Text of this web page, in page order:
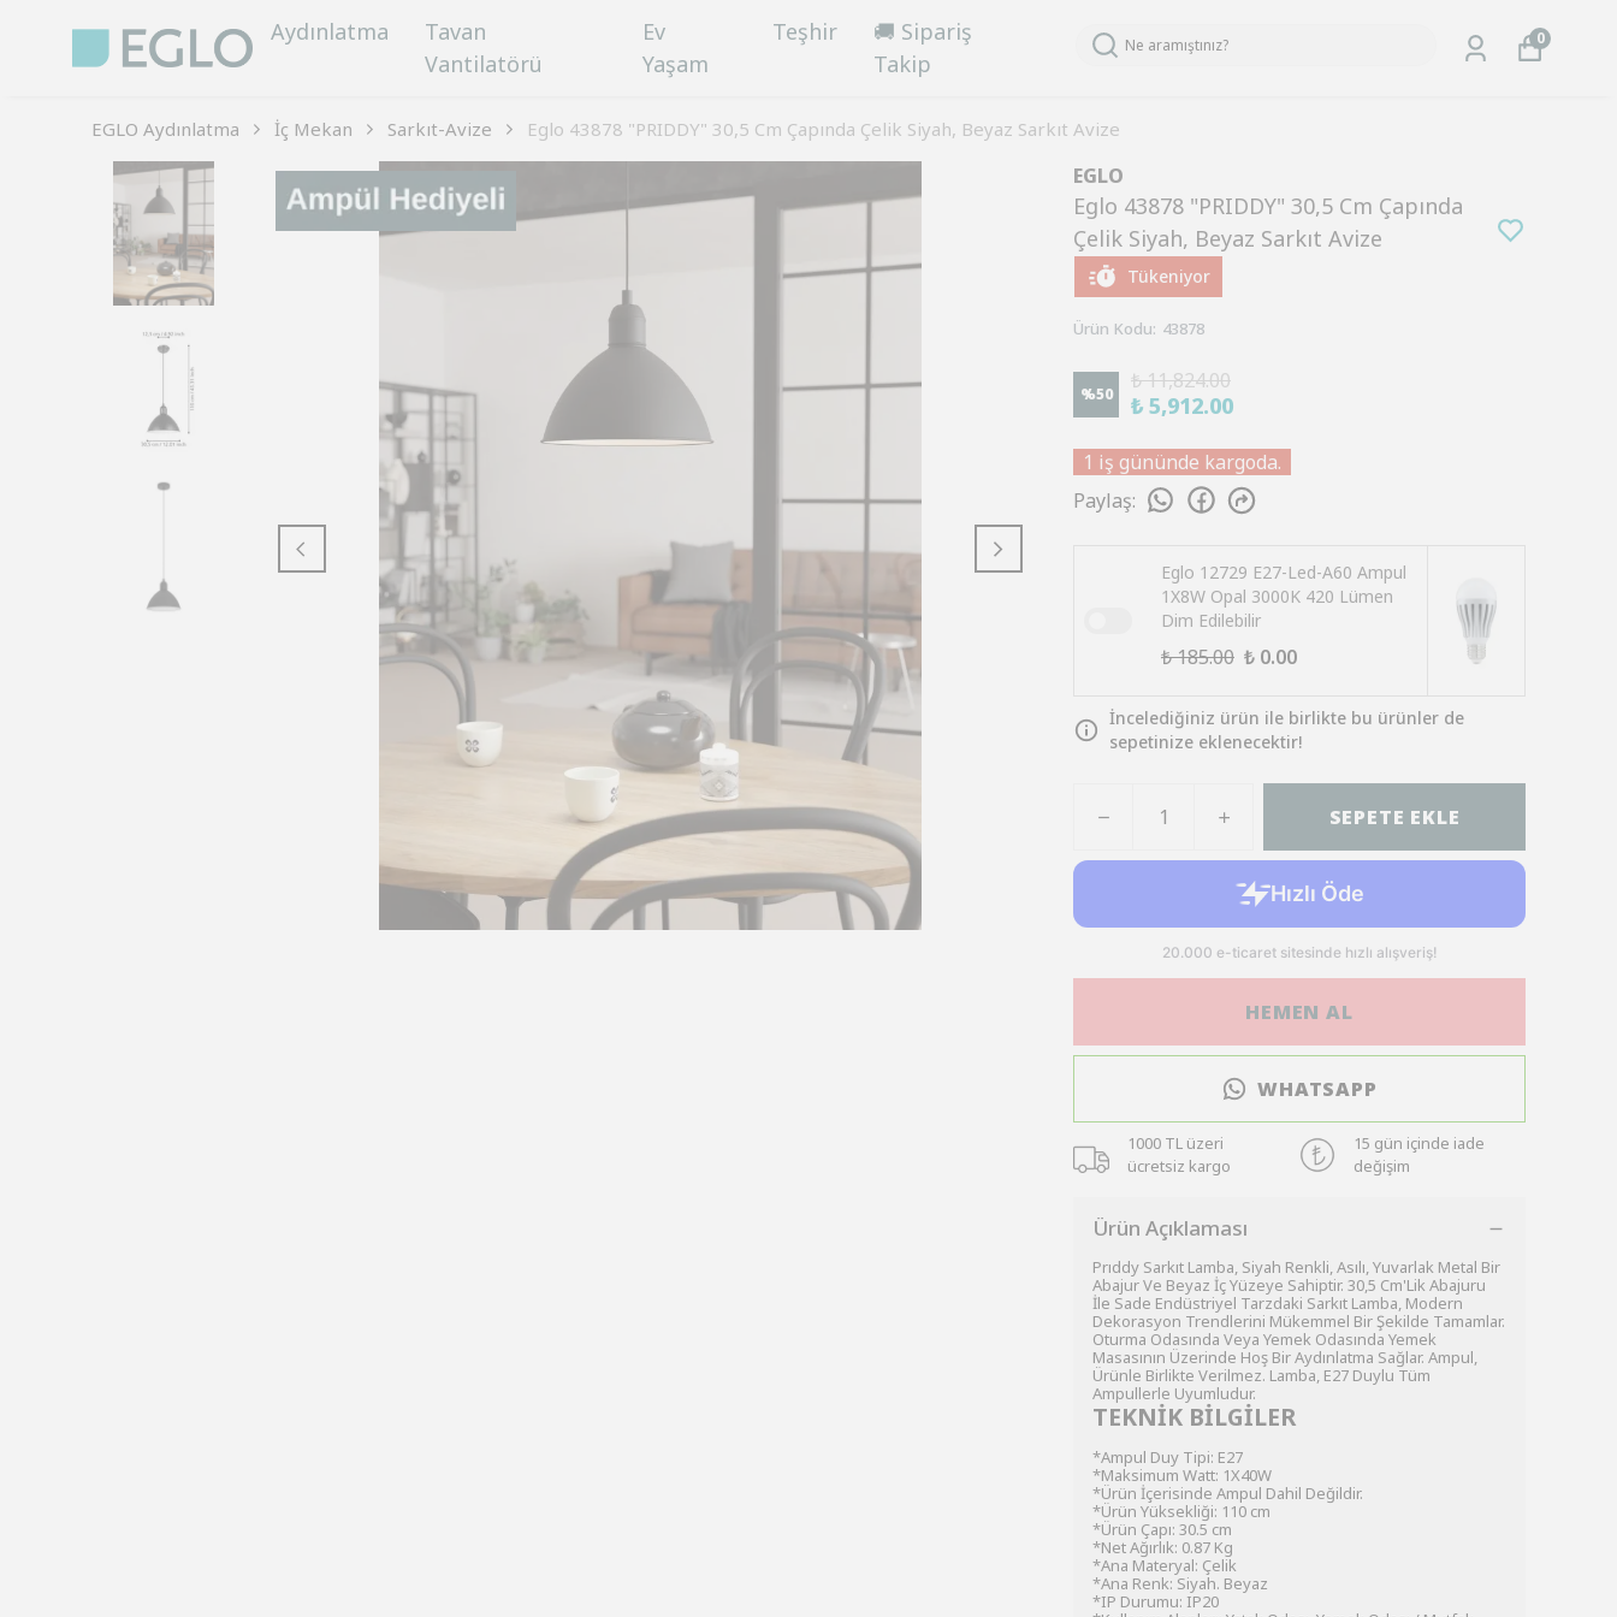
Aydınlatma
Tavan
Vantilatörü
Ev
Yaşam
Teşhir
🚚 Sipariş
Takip
0
EGLO Aydınlatma İç Mekan Sarkıt-Avize Eglo 43878 "PRIDDY" 30,5 Cm Çapında Çelik Siyah, Beyaz Sarkıt Avize
EGLO
Eglo 43878 "PRIDDY" 30,5 Cm Çapında
Çelik Siyah, Beyaz Sarkıt Avize
Tükeniyor
Ürün Kodu: 43878
%50
₺ 11,824.00
₺ 5,912.00
1 iş gününde kargoda.
Paylaş:
Eglo 12729 E27-Led-A60 Ampul
1X8W Opal 3000K 420 Lümen
Dim Edilebilir
₺ 185.00 ₺ 0.00
İncelediğiniz ürün ile birlikte bu ürünler de
sepetinize eklenecektir!
SEPETE EKLE
HEMEN AL
WHATSAPP
1000 TL üzeri
ücretsiz kargo
15 gün içinde iade
değişim
Ürün Açıklaması
Prıddy Sarkıt Lamba, Siyah Renkli, Asılı, Yuvarlak Metal Bir
Abajur Ve Beyaz İç Yüzeye Sahiptir. 30,5 Cm'Lik Abajuru
İle Sade Endüstriyel Tarzdaki Sarkıt Lamba, Modern
Dekorasyon Trendlerini Mükemmel Bir Şekilde Tamamlar.
Oturma Odasında Veya Yemek Odasında Yemek
Masasının Üzerinde Hoş Bir Aydınlatma Sağlar. Ampul,
Ürünle Birlikte Verilmez. Lamba, E27 Duylu Tüm
Ampullerle Uyumludur.
TEKNİK BİLGİLER
*Ampul Duy Tipi: E27
*Maksimum Watt: 1X40W
*Ürün İçerisinde Ampul Dahil Değildir.
*Ürün Yüksekliği: 110 cm
*Ürün Çapı: 30.5 cm
*Net Ağırlık: 0.87 Kg
*Ana Materyal: Çelik
*Ana Renk: Siyah. Beyaz
*IP Durumu: IP20